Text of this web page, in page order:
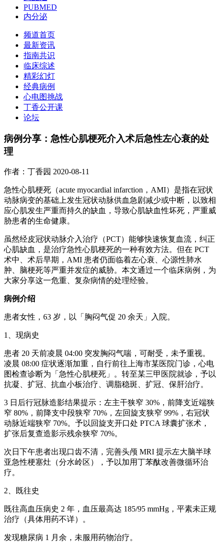
PUBMED
内分泌
频道首页
最新资讯
指南共识
临床综述
精彩幻灯
经典病例
心电图挑战
丁香公开课
论坛
病例分享：急性心肌梗死介入术后急性左心衰的处
理
作者：丁香园 2020-08-11
急性心肌梗死（acute myocardial infarction，AMI）是指在冠状
动脉病变的基础上发生冠状动脉供血急剧减少或中断，以致相
应心肌发生严重而持久的缺血，导致心肌缺血性坏死，严重威
胁患者的生命健康。
虽然经皮冠状动脉介入治疗（PCT）能够快速恢复血流，纠正
心肌缺血，是治疗急性心肌梗死的一种有效方法。但在 PCT
术中、术后早期，AMI 患者仍面临着左心衰、心源性肺水
肿、脑梗死等严重并发症的威胁。本文通过一个临床病例，为
大家分享这一危重、复杂病情的处理经验。
病例介绍
患者女性，63 岁，以「胸闷气促 20 余天」入院。
1、现病史
患者 20 天前凌晨 04:00 突发胸闷气喘，可耐受，未予重视。
凌晨 08:00 症状逐渐加重，自行前往上海市某医院门诊，心电
图检查诊断为「急性心肌梗死」。转至某三甲医院就诊，予以
抗凝、扩冠、抗血小板治疗、调脂稳斑、扩冠、保肝治疗。
3 日后行冠脉造影结果提示：左主干狭窄 30%，前降支近端狭
窄 80%，前降支中段狭窄 70%，左回旋支狭窄 99%，右冠状
动脉近端狭窄 70%。予以回旋支开口处 PTCA 球囊扩张术，
扩张后复查造影示残余狭窄 70%。
次日下午患者出现口齿不清，完善头颅 MRI 提示左大脑半球
亚急性梗塞灶（分水岭区），予以加用丁苯酞改善微循环治
疗。
2、既往史
既往高血压病史 2 年，血压最高达 185/95 mmHg，平素未正规
治疗（具体用药不详）。
发现糖尿病 1 月余，未服用药物治疗。